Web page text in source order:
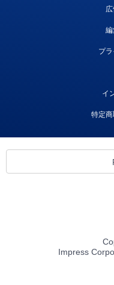
プ
イ
特定
Impress